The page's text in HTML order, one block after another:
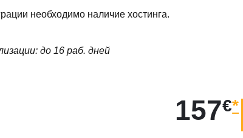
необходимо наличие хостинга.
до 16 раб. дней
157€*